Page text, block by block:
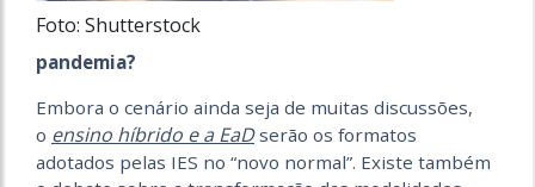
Foto: Shutterstock
pandemia?
Embora o cenário ainda seja de muitas discussões,
o ensino híbrido e a EaDserão os formatos
adotados pelas IES no “novo normal”. Existe também